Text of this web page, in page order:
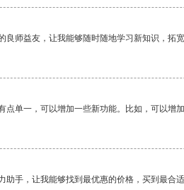
良师益友，让我能够随时随地学习新知识，拓宽
点单一，可以增加一些新功能。比如，可以增
助手，让我能够找到最优惠的价格，买到最合适